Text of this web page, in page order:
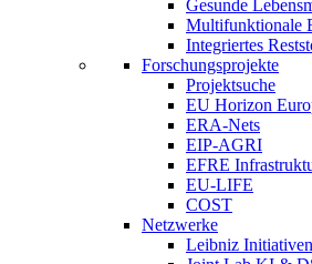
Gesunde
Multifunktionale
Integriertes
Forschungsprojekte
Projektsuche
EU Horizon
ERA-Nets
EIP-AGRI
EFRE
EU-LIFE
COST
Netzwerke
Leibniz Initiativen